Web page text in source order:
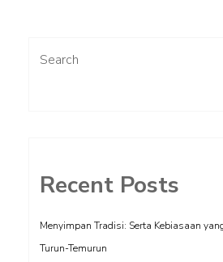
Search
Recent Posts
Menyimpan Tradisi: Serta Kebiasaan
Turun-Temurun